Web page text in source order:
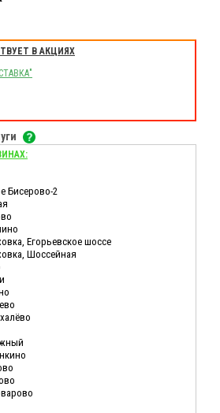
В АКЦИЯХ
Бисерово-2
Егорьевское шоссе
Шоссейная